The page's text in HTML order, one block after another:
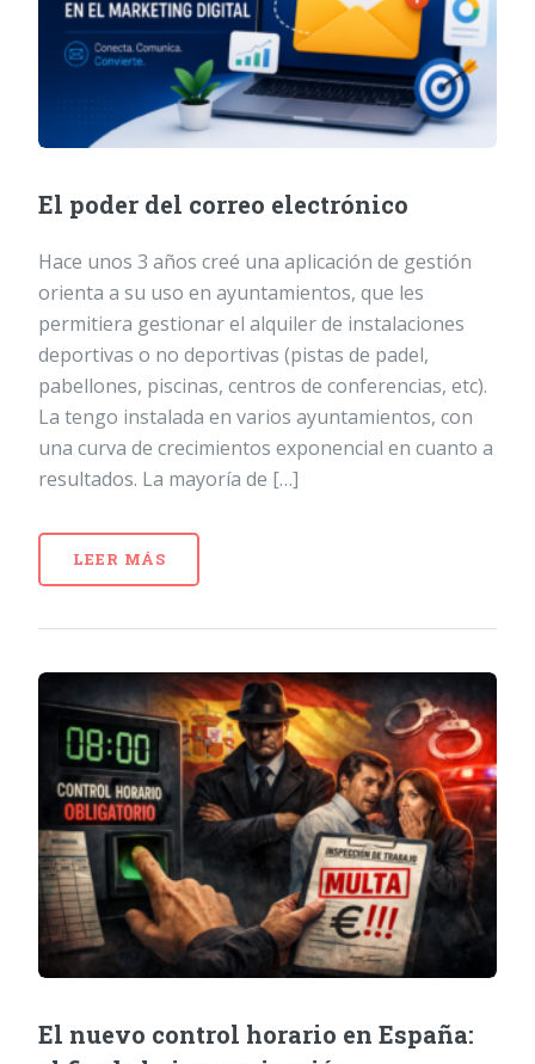
El poder del correo electrónico
Hace unos 3 años creé una aplicación de gestión
orienta a su uso en ayuntamientos, que les
permitiera gestionar el alquiler de instalaciones
deportivas o no deportivas (pistas de padel,
pabellones, piscinas, centros de conferencias, etc).
La tengo instalada en varios ayuntamientos, con
una curva de crecimientos exponencial en cuanto a
resultados. La mayoría de […]
LEER MÁS
El nuevo control horario en España: